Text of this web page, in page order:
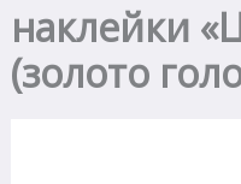
наклейки
(золото